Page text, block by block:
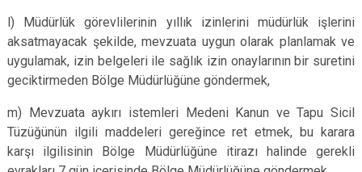
l) Müdürlük görevlilerinin yıllık izinlerini müdürlük işlerini
aksatmayacak şekilde, mevzuata uygun olarak planlamak ve
uygulamak, izin belgeleri ile sağlık izin onaylarının bir suretini
geciktirmeden Bölge Müdürlüğüne göndermek,
m) Mevzuata aykırı istemleri Medeni Kanun ve Tapu Sicil
Tüzüğünün ilgili maddeleri gereğince ret etmek, bu karara
karşı ilgilisinin Bölge Müdürlüğüne itirazı halinde gerekli